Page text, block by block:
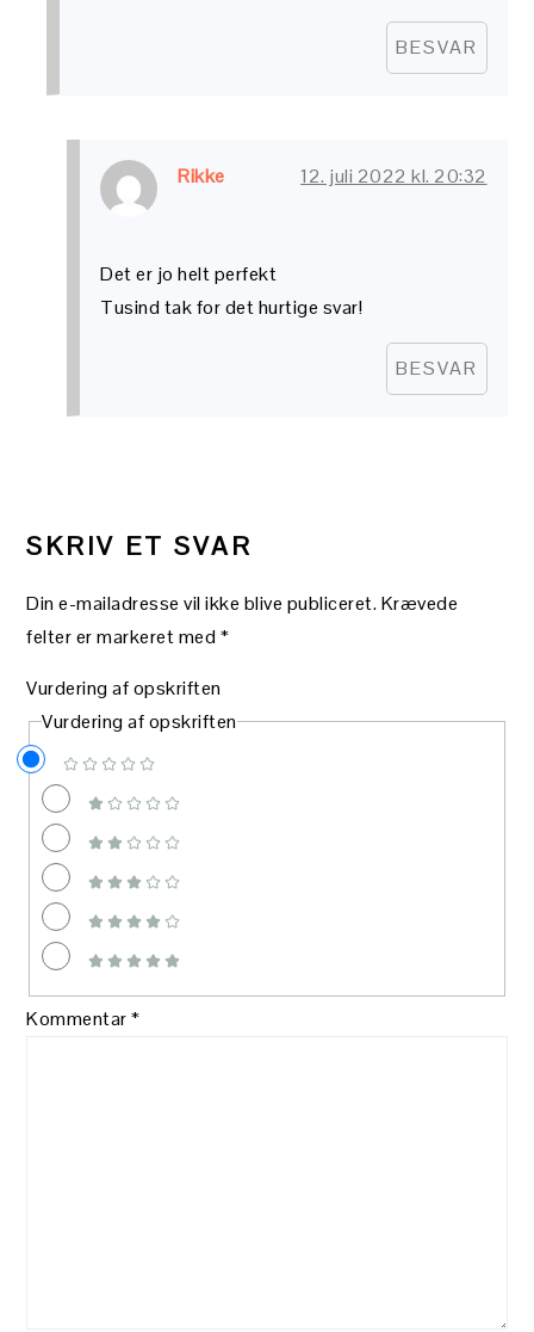
BESVAR
Rikke 12. juli 2022 kl. 20:32
Det er jo helt perfekt
Tusind tak for det hurtige svar!
BESVAR
SKRIV ET SVAR
Din e-mailadresse vil ikke blive publiceret.Krævede
felter er markeret med *
Vurdering af opskriften
Vurdering af opskriften
Kommentar*